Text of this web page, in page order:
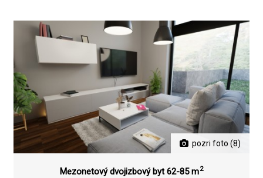
pozri foto (8)
Mezonetový dvojizbový byt 62-85 m2